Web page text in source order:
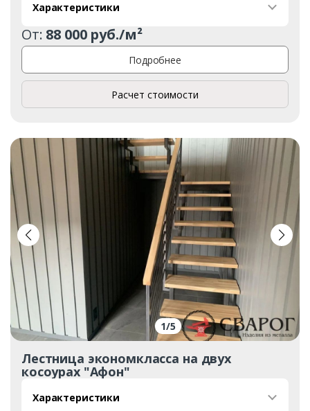
Характеристики
От: 88 000 руб./м²
Подробнее
Расчет стоимости
1/5
Лестница экономкласса на двух
косоурах "Афон"
Характеристики